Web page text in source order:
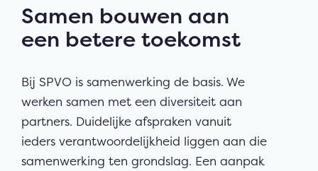
Samen bouwen aan
een betere toekomst
Bij SPVO is samenwerking de basis. We
werken samen met een diversiteit aan
partners. Duidelijke afspraken vanuit
ieders verantwoordelijkheid liggen aan die
samenwerking ten grondslag. Een aanpak